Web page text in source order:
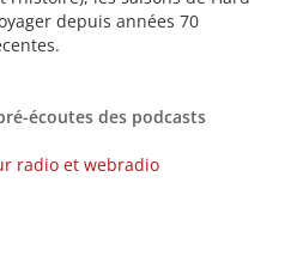
depuis années 70
écoutes des podcasts
radio et webradio